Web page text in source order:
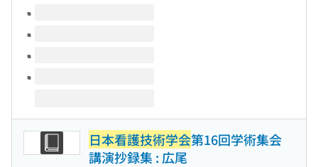
日本看護技術学会第16回学術集会
講演抄録集 : 広尾